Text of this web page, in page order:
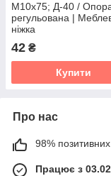
М10х75; Д-40 /
регульована |
ніжка
42 ₴
Купити
Про нас
98% позитивних
Працює з